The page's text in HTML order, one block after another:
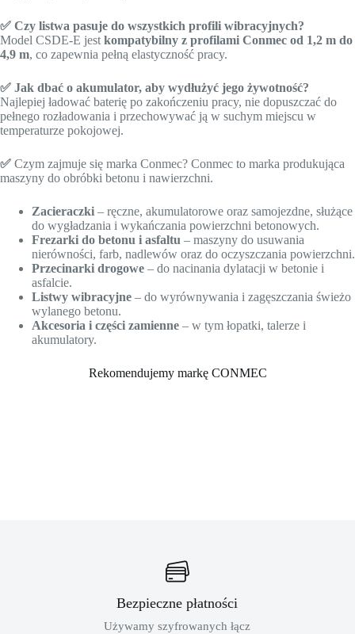
✅ Czy listwa pasuje do wszystkich profili wibracyjnych?
Model CSDE-E jest kompatybilny z profilami Conmec od 1,2 m do
4,9 m, co zapewnia pełną elastyczność pracy.
✅ Jak dbać o akumulator, aby wydłużyć jego żywotność?
Najlepiej ładować baterię po zakończeniu pracy, nie dopuszczać do
pełnego rozładowania i przechowywać ją w suchym miejscu w
temperaturze pokojowej.
✅ Czym zajmuje się marka Conmec? Conmec to marka produkująca
maszyny do obróbki betonu i nawierzchni.
Zacieraczki – ręczne, akumulatorowe oraz samojezdne, służące
do wygładzania i wykańczania powierzchni betonowych.
Frezarki do betonu i asfaltu – maszyny do usuwania
nierówności, farb, nadlewów oraz do oczyszczania powierzchni.
Przecinarki drogowe – do nacinania dylatacji w betonie i
asfalcie.
Listwy wibracyjne – do wyrównywania i zagęszczania świeżo
wylanego betonu.
Akcesoria i części zamienne – w tym łopatki, talerze i
akumulatory.
Rekomendujemy markę CONMEC
Bezpieczne płatności
Używamy szyfrowanych łącz